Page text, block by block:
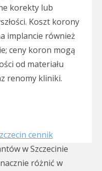
korekty lub
Koszt korony
implancie również
ceny koron mogą
od materiału
renomy kliniki.
cennik
w Szczecinie
różnić w